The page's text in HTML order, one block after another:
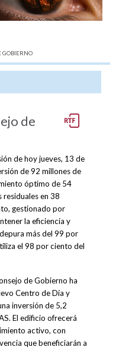
GOBIERNO
de
de hoy jueves, 13 de
de 92 millones de
óptimo de 54
residuales en 38
gestionado por
la eficiencia y
más del 99 por
el 98 por ciento del
de Gobierno ha
Centro de Día y
inversión de 5,2
El edificio ofrecerá
activo, con
que beneficiarán a